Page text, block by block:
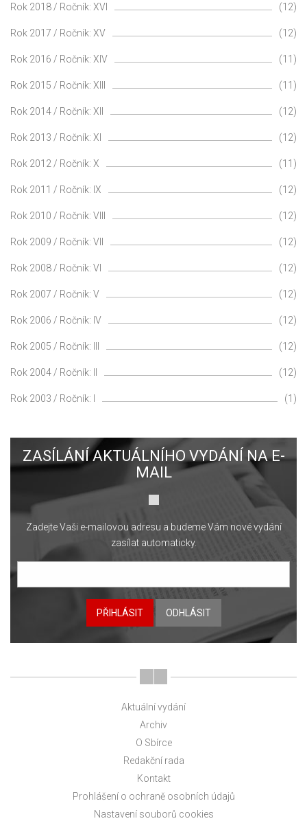
Rok 2018 / Ročník: XVI (12)
Rok 2017 / Ročník: XV (12)
Rok 2016 / Ročník: XIV (11)
Rok 2015 / Ročník: XIII (11)
Rok 2014 / Ročník: XII (12)
Rok 2013 / Ročník: XI (12)
Rok 2012 / Ročník: X (11)
Rok 2011 / Ročník: IX (12)
Rok 2010 / Ročník: VIII (12)
Rok 2009 / Ročník: VII (12)
Rok 2008 / Ročník: VI (12)
Rok 2007 / Ročník: V (12)
Rok 2006 / Ročník: IV (12)
Rok 2005 / Ročník: III (12)
Rok 2004 / Ročník: II (12)
Rok 2003 / Ročník: I (1)
ZASÍLÁNÍ AKTUÁLNÍHO VYDÁNÍ NA E-
MAIL
Zadejte Vaši e-mailovou adresu a budeme Vám nové vydání
zasílat automaticky.
PŘIHLÁSIT ODHLÁSIT
Aktuální vydání
Archiv
O Sbírce
Redakční rada
Kontakt
Prohlášení o ochraně osobních údajů
Nastavení souborů cookies